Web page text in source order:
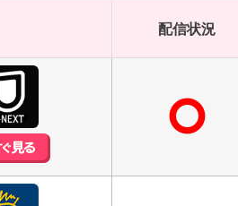
配信状況
⭘